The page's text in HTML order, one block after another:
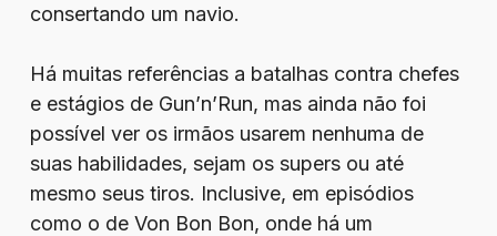
consertando um navio.
Há muitas referências a batalhas contra chefes
e estágios de Gun’n’Run, mas ainda não foi
possível ver os irmãos usarem nenhuma de
suas habilidades, sejam os supers ou até
mesmo seus tiros. Inclusive, em episódios
como o de Von Bon Bon, onde há um